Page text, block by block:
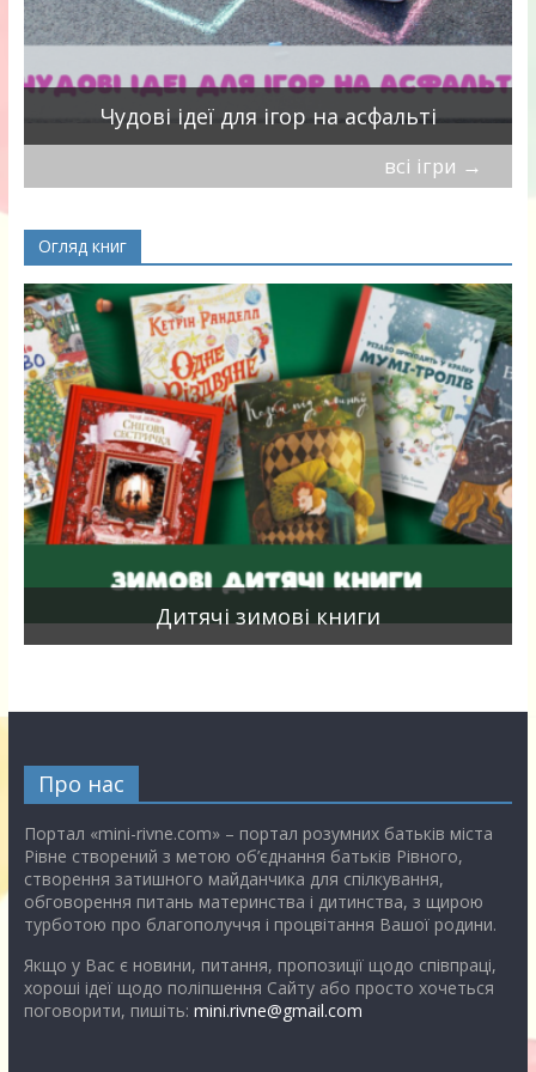
Чудові ідеї для ігор на асфальті
всі ігри →
Огляд книг
Дитячі зимові книги
Про нас
Портал «mini-rivne.com» – портал розумних батьків міста
Рівне створений з метою об’єднання батьків Рівного,
створення затишного майданчика для спілкування,
обговорення питань материнства і дитинства, з щирою
турботою про благополуччя і процвітання Вашої родини.
Якщо у Вас є новини, питання, пропозиції щодо співпраці,
хороші ідеї щодо поліпшення Сайту або просто хочеться
поговорити, пишіть: mini.rivne@gmail.com